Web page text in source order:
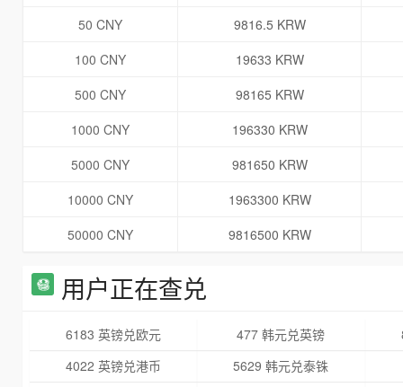
50 CNY
9816.5 KRW
100 CNY
19633 KRW
500 CNY
98165 KRW
1000 CNY
196330 KRW
5000 CNY
981650 KRW
10000 CNY
1963300 KRW
50000 CNY
9816500 KRW
用户正在查兑
6183 英镑兑欧元 477 韩元兑英镑
4022 英镑兑港币
5629 韩元兑泰铢